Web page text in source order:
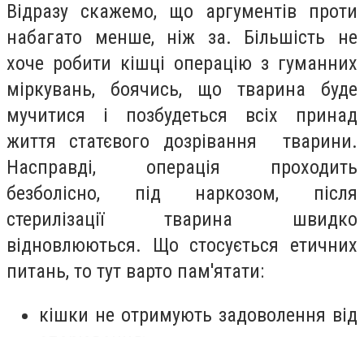
Відразу скажемо, що аргументів проти
набагато менше, ніж за. Більшість не
хоче робити кішці операцію з гуманних
міркувань, боячись, що тварина буде
мучитися і позбудеться всіх принад
життя статєвого дозрівання тварини.
Насправді, операція проходить
безболісно, ​​під наркозом, після
стерилізації тварина швидко
відновлюються. Що стосується етичних
питань, то тут варто пам'ятати:
кішки не отримують задоволення від